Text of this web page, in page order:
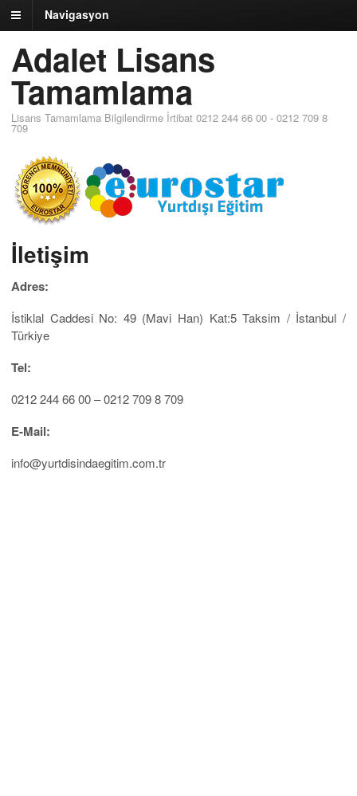
Navigasyon
Adalet Lisans
Tamamlama
Lisans Tamamlama Bilgilendirme İrtibat 0212 244 66 00 - 0212 709 8
709
İletişim
Adres:
İstiklal Caddesi No: 49 (Mavi Han) Kat:5 Taksim / İstanbul /
Türkiye
Tel:
0212 244 66 00 – 0212 709 8 709
E-Mail:
info@yurtdisindaegitim.com.tr